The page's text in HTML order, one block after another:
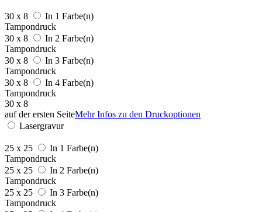
30 x 8
In 1 Farbe(n)
Tampondruck
30 x 8
In 2 Farbe(n)
Tampondruck
30 x 8
In 3 Farbe(n)
Tampondruck
30 x 8
In 4 Farbe(n)
Tampondruck
30 x 8
auf der ersten SeiteMehr Infos zu den Druckoptionen
Lasergravur
25 x 25
In 1 Farbe(n)
Tampondruck
25 x 25
In 2 Farbe(n)
Tampondruck
25 x 25
In 3 Farbe(n)
Tampondruck